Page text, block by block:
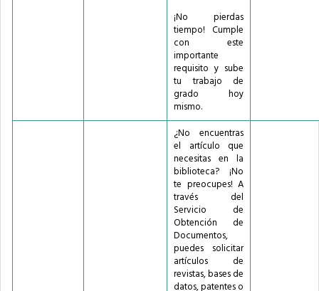
¡No pierdas
tiempo! Cumple
con este
importante
requisito y sube
tu trabajo de
grado hoy
mismo.
¿No encuentras
el artículo que
necesitas en la
biblioteca? ¡No
te preocupes! A
través del
Servicio de
Obtención de
Documentos,
puedes solicitar
artículos de
revistas, bases de
datos, patentes o